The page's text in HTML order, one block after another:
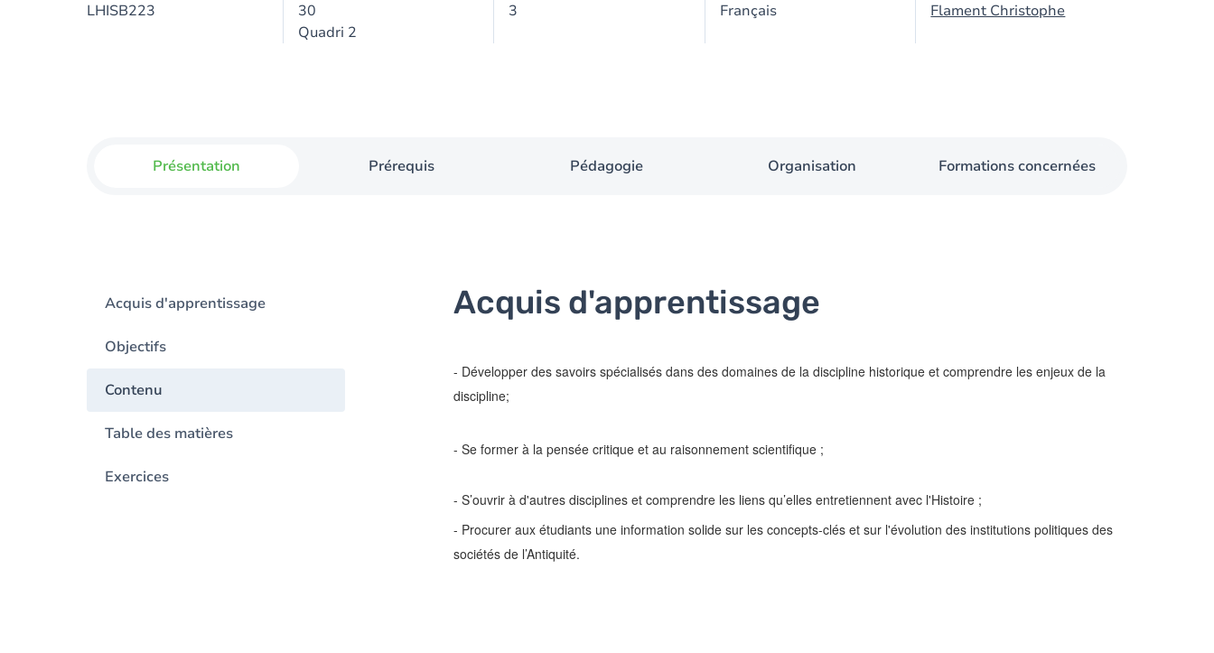
LHISB223
30
Quadri 2
3 Français Flament Christophe
Présentation Prérequis Pédagogie Organisation Formations concernées
Acquis d'apprentissage
Objectifs
Contenu
Table des matières
Exercices
Acquis d'apprentissage
- Développer des savoirs spécialisés dans des domaines de la discipline historique et comprendre les enjeux de la
discipline;
- Se former à la pensée critique et au raisonnement scientifique ;
- S’ouvrir à d'autres disciplines et comprendre les liens qu’elles entretiennent avec l'Histoire ;
- Procurer aux étudiants une information solide sur les concepts-clés et sur l'évolution des institutions politiques des
sociétés de l’Antiquité.